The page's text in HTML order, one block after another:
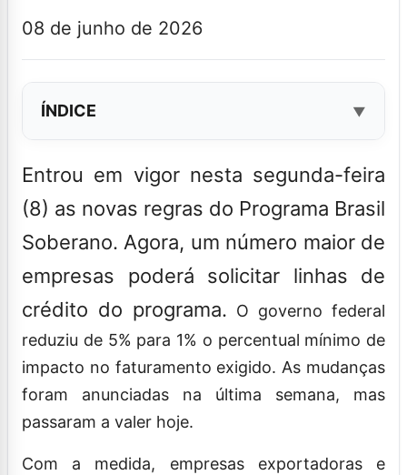
08 de junho de 2026
ÍNDICE
Entrou em vigor nesta segunda-feira
(8) as novas regras do Programa Brasil
Soberano. Agora, um número maior de
empresas poderá solicitar linhas de
crédito do programa. O governo federal
reduziu de 5% para 1% o percentual mínimo de
impacto no faturamento exigido. As mudanças
foram anunciadas na última semana, mas
passaram a valer hoje.
Com a medida, empresas exportadoras e